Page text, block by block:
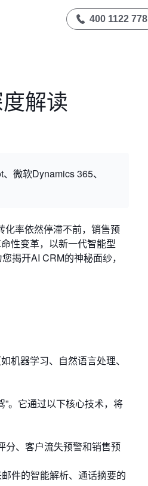
400 1122 778
解读
微软Dynamics 365、
化率依然停滞不前，销售预
性变革，以新一代智能型
揭开AI CRM的神秘面纱，
机器学习、自然语言处理、
”。它通过以下核心技术，将
分、客户流失预警和销售预
件的智能解析、通话摘要的